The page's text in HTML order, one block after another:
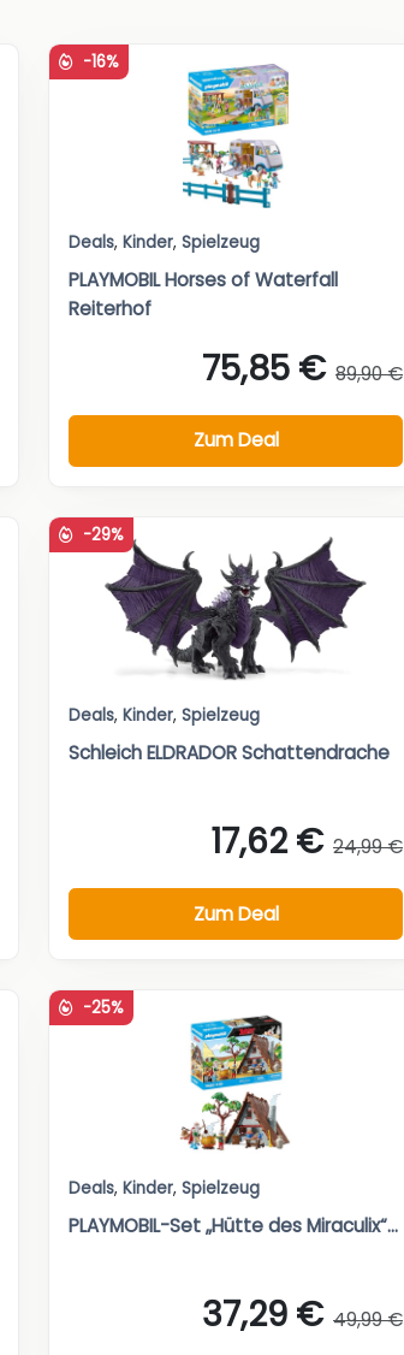
-16%
Deals, Kinder, Spielzeug
PLAYMOBIL Horses of Waterfall
Reiterhof
75,85 € 89,90 €
Zum Deal
-29%
Deals, Kinder, Spielzeug
Schleich ELDRADOR Schattendrache
17,62 € 24,99 €
Zum Deal
-25%
Deals, Kinder, Spielzeug
PLAYMOBIL-Set „Hütte des Miraculix“...
37,29 € 49,99 €